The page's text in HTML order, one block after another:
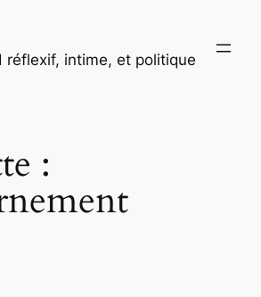
réflexif, intime, et politique
: